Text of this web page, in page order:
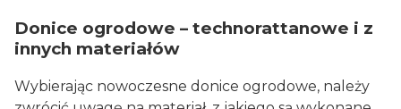
Donice ogrodowe – technorattanowe i z
innych materiałów
Wybierając nowoczesne donice ogrodowe, należy